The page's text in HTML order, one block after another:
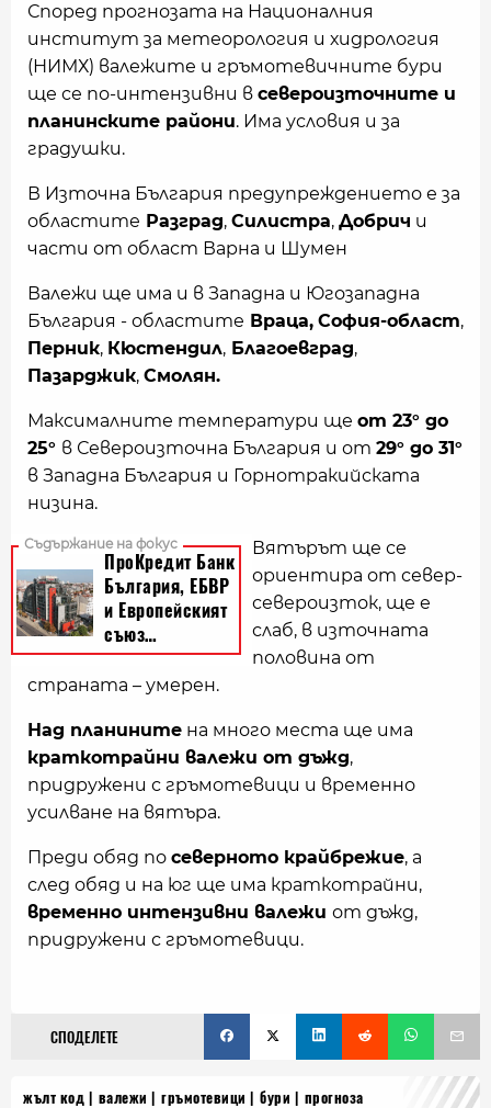
Според прогнозата на Националния
институт за метеорология и хидрология
(НИМХ) валежите и гръмотевичните бури
ще се по-интензивни в североизточните и
планинските райони. Има условия и за
градушки.
В Източна България предупреждението е за
областите Разград, Силистра, Добрич и
части от област Варна и Шумен
Валежи ще има и в Западна и Югозападна
България - областите Враца, София-област,
Перник, Кюстендил, Благоевград,
Пазарджик, Смолян.
Максималните температури ще от 23° до
25° в Североизточна България и от 29° до 31°
в Западна България и Горнотракийската
низина.
Вятърът ще се
ориентира от север-
североизток, ще е
слаб, в източната
половина от
страната – умерен.
Над планините на много места ще има
краткотрайни валежи от дъжд,
придружени с гръмотевици и временно
усилване на вятъра.
Преди обяд по северното крайбрежие, а
след обяд и на юг ще има краткотрайни,
временно интензивни валежи от дъжд,
придружени с гръмотевици.
СПОДЕЛЕТЕ
жълт код валежи гръмотевици бури прогноза